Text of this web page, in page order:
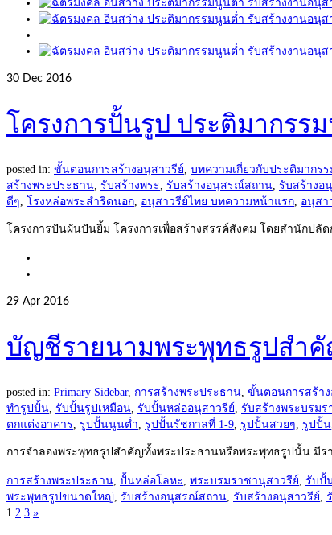
30 Dec 2016
โครงการปั้นรูป ประติมากรร
posted in: ขั้นตอนการสร้างอนุสาวรีย์, บทความเกี่ยวกับประติมากร
สร้างพระประธาน, รับสร้างพระ, รับสร้างอนุสรณ์สถาน, รับสร้างอ
ดีๆ, โรงหล่อพระสำริดนอก, อนุสาวรีย์ไทย บทความหน้าแรก, อนุสา
โครงการปันผันปันยิ้ม โครงการเพื่อสร้างสรรค์สังคม โดยสำนักป
29 Apr 2016
บัญชีรายนามพระพุทธรูปสำ
posted in: Primary Sidebar, การสร้างพระประธาน, ขั้นตอนการสร้า
ทำรูปปั้น, รับปั้นรูปเหมือน, รับปั้นหล่ออนุสาวรีย์, รับสร้างพระบรมร
ตกแต่งอาคาร, รูปปั้นนูนต่ำ, รูปปั้นรัชกาลที่ 1-9, รูปปั้นสวยๆ, รูปปั้น
การจำลองพระพุทธรูปสำคัญทั้งพระประธานหรือพระพุทธรูปนั้น มี
การสร้างพระประธาน, ปั้นหล่อโลหะ, พระบรมราชานุสาวรีย์, รับปั้
พระพุทธรูปขนาดใหญ่, รับสร้างอนุสรณ์สถาน, รับสร้างอนุสาวรีย์,
Posts
1 2 3 »